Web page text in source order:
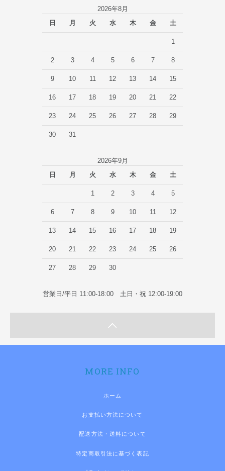
2026年8月
日
月 火 水 木 金 土
1
2 3 4 5 6 7 8
9 10 11 12 13 14 15
16 17 18 19 20 21 22
23 24 25 26 27 28 29
30 31
2026年9月
日
月 火 水 木 金 土
1 2 3 4 5
6 7 8 9 10 11 12
13 14 15 16 17 18 19
20 21 22 23 24 25 26
27 28 29 30
営業日/平日 11:00-18:00 土日・祝 12:00-19:00
MORE INFO
ホーム
お支払い方法について
配送方法・送料について
特定商取引法に基づく表記